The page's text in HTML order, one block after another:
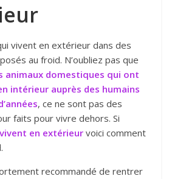
vivent en extérieur dans des
au froid. N’oubliez pas que
animaux domestiques qui ont
intérieur auprès des humains
, ce ne sont pas des
faits pour vivre dehors. Si
vivent en extérieur voici comment
recommandé de rentrer